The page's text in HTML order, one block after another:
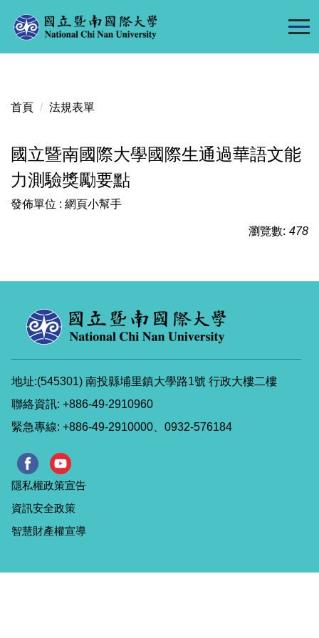
到
區
首頁 法規表單
國立暨南國際大學國際生通過華語文能
力測驗獎勵要點
發佈單位 : 網頁小幫手
瀏覽數: 478
地址:(545301) 南投縣埔里鎮大學路1號 行政大樓二樓
聯絡資訊: +886-49-2910960
緊急專線: +886-49-2910000、0932-576184
隱私權政策宣告
資訊安全政策
智慧財產權宣導